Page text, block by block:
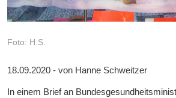
Foto: H.S.
18.09.2020 - von Hanne Schweitzer
In einem Brief an